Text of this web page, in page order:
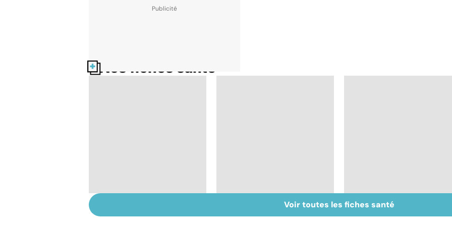
Nos fiches santé
grâce aux plantes
polyarthrite... : les
Huiles essentielles :
mode d'emploi
Voir toutes les fiches santé